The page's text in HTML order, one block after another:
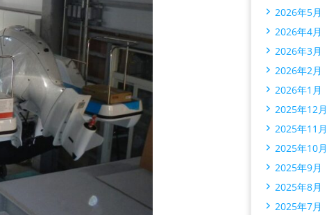
2026年5月
2026年4月
2026年3月
2026年2月
2026年1月
2025年12月
2025年11月
2025年10月
2025年9月
2025年8月
2025年7月